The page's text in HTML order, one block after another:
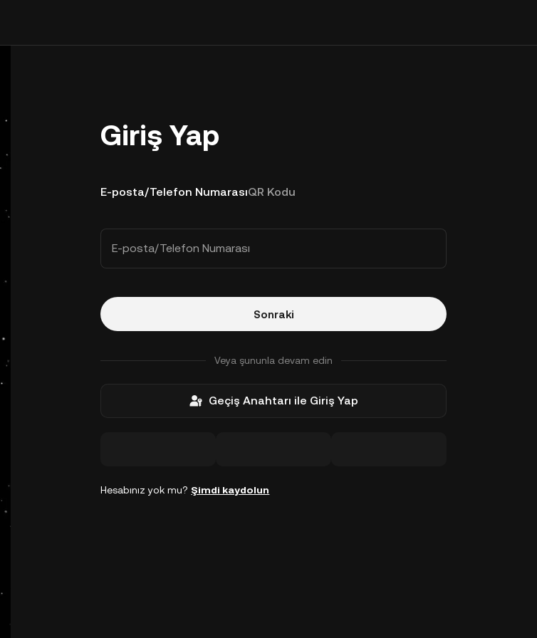
Giriş Yap
E-posta/Telefon NumarasıQR Kodu
E-posta/Telefon Numarası
Sonraki
Veya şununla devam edin
Geçiş Anahtarı ile Giriş Yap
Hesabınız yok mu? Şimdi kaydolun